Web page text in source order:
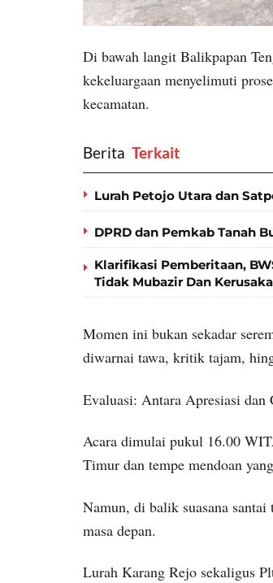
Di bawah langit Balikpapan
kekeluargaan menyelimuti
kecamatan.
Berita ‎ Terkait
Lurah Petojo Utara dan
DPRD dan Pemkab Tanah
Klarifikasi Pemberitaan,
Tidak Mubazir Dan
Momen ini bukan sekadar
diwarnai tawa, kritik tajam,
Evaluasi: Antara Apresiasi dan
Acara dimulai pukul 16.00
Timur dan tempe mendoan
Namun, di balik suasana
masa depan.
Lurah Karang Rejo sekaligus